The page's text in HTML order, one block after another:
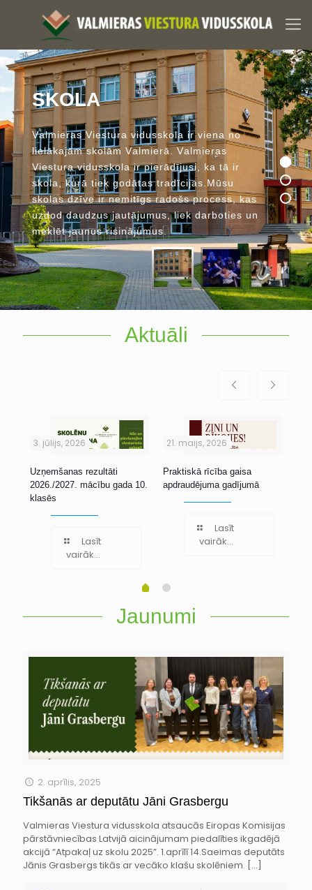
SKOLA
Valmieras Viestura vidusskola ir viena no
lielākajām skolām Valmierā Valmieras
Viestura vidusskola ir pierādījusi ka tā ir
skola , kurā tiek godātas tradīcijas Mūsu
skolas dzīve ir nemitīgs radošs process, kas
uzdod daudzus jautājumus, liek darboties un
meklēt jaunus risinājumus.
Aktuāli
3. jūlijs, 2026
Uzņemšanas rezultāti
2026./2027. mācību gada 10.
klasēs
Lasīt
vairāk...
21. maijs, 2026
Praktiskā rīcība gaisa
apdraudējuma gadījumā
Lasīt
vairāk...
Jaunumi
2. aprīlis, 2025
Tikšanās ar deputātu Jāni Grasbergu
Valmieras Viestura vidusskola atsaucās Eiropas Komisijas
pārstāvniecības Latvijā aicinājumam piedalīties ikgadējā
akcijā “Atpakaļ uz skolu 2025”. 1.aprīlī 14.Saeimas deputāts
Jānis Grasbergs tikās ar vecāko klašu skolēniem. […]